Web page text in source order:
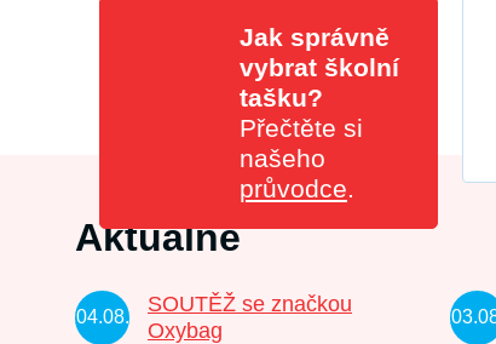
Jak správně
vybrat školní
tašku?
Přečtěte si
našeho
průvodce.
Aktuálně
04.08.
SOUTĚŽ se značkou
Oxybag